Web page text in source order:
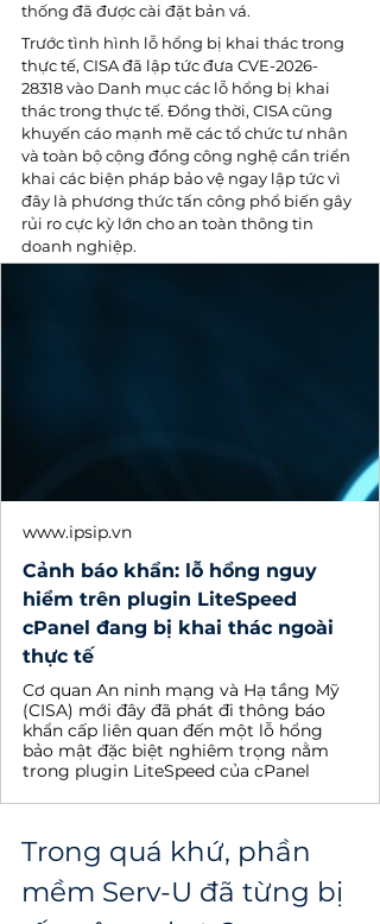
thống đã được cài đặt bản vá.
Trước tình hình lỗ hổng bị khai thác trong
thực tế, CISA đã lập tức đưa CVE-2026-
28318 vào Danh mục các lỗ hổng bị khai
thác trong thực tế. Đồng thời, CISA cũng
khuyến cáo mạnh mẽ các tổ chức tư nhân
và toàn bộ cộng đồng công nghệ cần triển
khai các biện pháp bảo vệ ngay lập tức vì
đây là phương thức tấn công phổ biến gây
rủi ro cực kỳ lớn cho an toàn thông tin
doanh nghiệp.
www.ipsip.vn
Cảnh báo khẩn: lỗ hổng nguy
hiểm trên plugin LiteSpeed
cPanel đang bị khai thác ngoài
thực tế
Cơ quan An ninh mạng và Hạ tầng Mỹ
(CISA) mới đây đã phát đi thông báo
khẩn cấp liên quan đến một lỗ hổng
bảo mật đặc biệt nghiêm trọng nằm
trong plugin LiteSpeed của cPanel
Trong quá khứ, phần
mềm Serv-U đã từng bị